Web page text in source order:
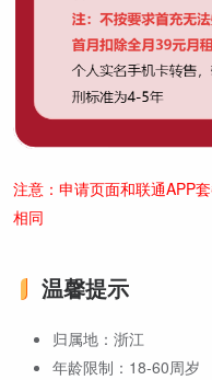
注意：申请页面和联通APP
相同
温馨提示
归属地：浙江
年龄限制：18-60周岁